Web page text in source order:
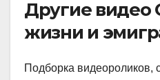
Другие видео
жизни и
Подборка видеороликов,